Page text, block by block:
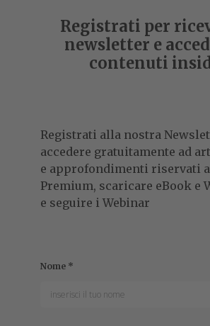
Registrati per
newsletter e
contenuti
Registrati alla nostra
accedere gratuitamente ad
e approfondimenti riservati
Premium, scaricare eBook e
e seguire i Webinar
Nome *